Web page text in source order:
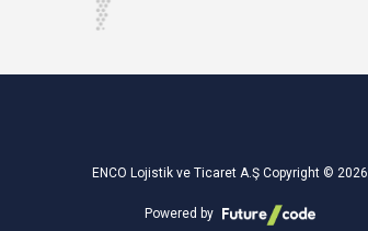
ENCO Lojistik ve Ticaret A.Ş Copyright © 2026
Powered by